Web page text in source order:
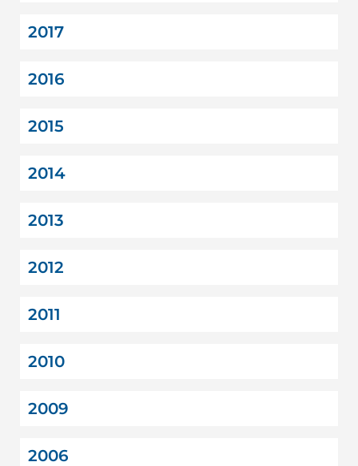
2017
2016
2015
2014
2013
2012
2011
2010
2009
2006